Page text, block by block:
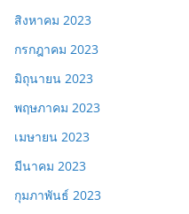
สิงหาคม 2023
กรกฎาคม 2023
มิถุนายน 2023
พฤษภาคม 2023
เมษายน 2023
มีนาคม 2023
กุมภาพันธ์ 2023